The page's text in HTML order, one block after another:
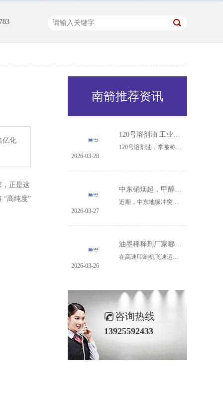
亿化
，正是这
“高纯度”
南箭推荐资讯
120号溶剂油 工业多面手的核心作用与广泛用途
120号溶剂油，常被称为橡胶溶剂油或白电油，是一种馏程范围在80℃至120℃之间的中沸点溶剂油。名亿知道，其主要由正庚烷、异庚烷等烷烃组成，具有挥发速度适中、溶解力强、硫含量低、毒性相对较小的特点，这使其在多个工业领域扮演着不可或缺的角色。120号溶剂油实物图其应用领域、核心作用与具体用途可归纳如下：橡......
2026-03-28
中东硝烟起，甲醇何去何从
近期，中东地缘冲突持续升级，全球能源市场的“心脏”地带再起波澜。名亿深深意识到，这场动荡，正深刻影响着远在万里之外的中国甲醇产业。甲醇实物图影响有多大？数据会说话：一、进口依赖：我国进口甲醇中，约大多数来自中东地区，其中伊朗一国就占中东甲醇总产能的60%。二、供应受阻：随着伊朗南帕尔斯气田遭袭、......
2026-03-27
油墨稀释剂厂家哪里有？广东名亿新材料就是专业生产厂家
在高速印刷机飞速运转的生产线上，油墨的精确调配决定了每一份成品的色彩饱和度、附着牢度与最终品质。油墨稀释剂，这个看似不起眼的辅料，实则是印刷品质的“幕后调节师”。当众多印刷、包装企业在为寻找性能稳定、匹配度高的稀释剂厂家而反复测试、耗费成本时，一家来自广东的专业生产商——名亿新材料，正以其深厚......
2026-03-26
咨询热线
13925592433